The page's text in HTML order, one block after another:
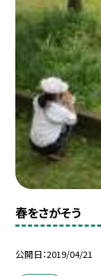
春をさがそう
公開日 2019/04/21